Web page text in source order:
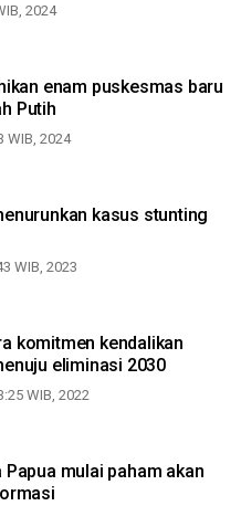
2024
enam puskesmas baru
Putih
WIB, 2024
kasus stunting
WIB, 2023
komitmen kendalikan
eliminasi 2030
WIB, 2022
Papua mulai paham akan